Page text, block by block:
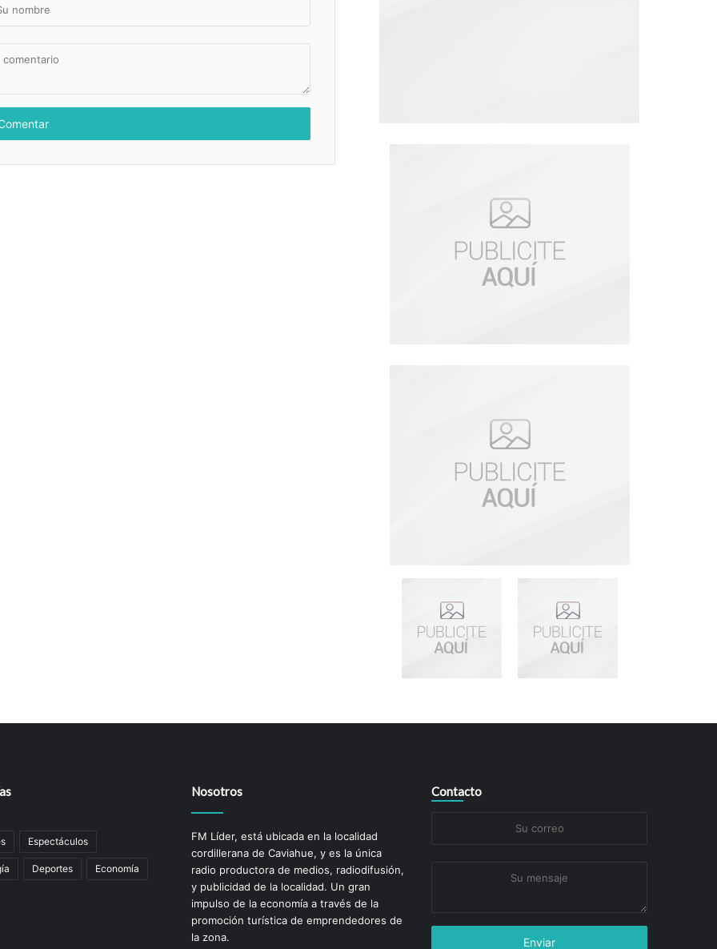
Espectáculos
Deportes Economía
Nosotros
FM Líder, está ubicada en la localidad
cordillerana de Caviahue, y es la única
radio productora de medios, radiodifusión,
y publicidad de la localidad. Un gran
impulso de la economí­a a través de la
promoción turística de emprendedores de
la zona.
Contacto